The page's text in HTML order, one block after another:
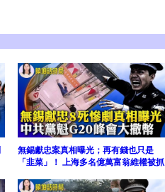
無錫獻忠案真相曝光；再有錢也只是
「韭菜」！ 上海多名億萬富翁維權被抓